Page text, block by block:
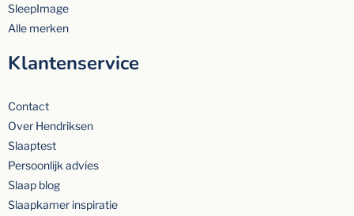
SleepImage
Alle merken
Klantenservice
Contact
Over Hendriksen
Slaaptest
Persoonlijk advies
Slaap blog
Slaapkamer inspiratie